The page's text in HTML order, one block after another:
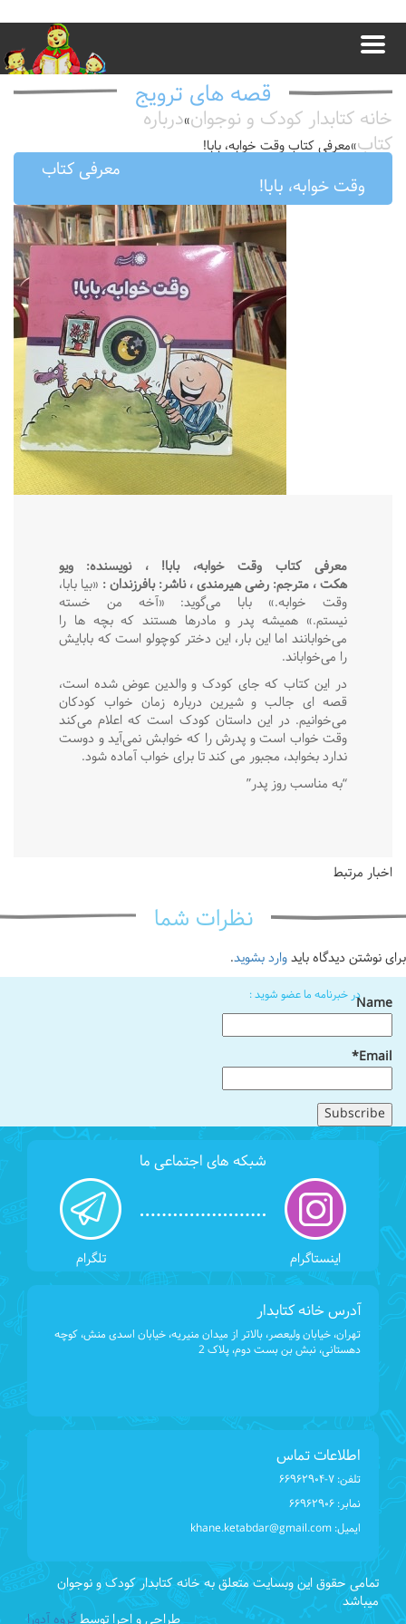
قصه های ترویج
خانه کتابدار کودک و نوجوان»درباره
کتاب»معرفى كتاب وقت خوابه، بابا!
معرفى كتاب
وقت خوابه، بابا!
معرفی کتاب
وقت خوابه، بابا! ، نویسنده: ویو
هکت، مترجم: رضی هیرمندی،ناشر: بافرزندان: «بیا بابا،
وقت خوابه.» بابا می‌گوید: «آخه من خسته
نیستم.» همیشه پدر و مادرها هستند که بچه ها را
می‌خوابانند اما این بار، این دختر کوچولو است که بابایش
را می‌خواباند.
در این کتاب که جای کودک و والدین عوض شده است،
قصه ای جالب و شیرین درباره زمان خواب کودکان
می‌خوانیم. در این داستان کودک است که اعلام می‌کند
وقت خواب است و پدرش را که خوابش نمی‌آید و دوست
ندارد بخوابد، مجبور می کند تا برای خواب آماده شود.
“به مناسب روز پدر”
اخبار مرتبط
نظرات شما
برای نوشتن دیدگاه بایدوارد بشوید.
در خبرنامه ما عضو شوید :Name
Email*
شبکه های اجتماعی ما
اینستاگرام تلگرام
آدرس خانه کتابدار
تهران، خیابان ولیعصر، بالاتر از میدان منیریه، خیابان اسدی منش، کوچه
دهستانی، نبش بن بست دوم، پلاک 2
اطلاعات تماس
تلفن: ۶۶۹۶۲۹۰۴-۷
نمابر: ۶۶۹۶۲۹۰۶
ایمیل: khane.ketabdar@gmail.com
تمامی حقوق این وبسایت متعلق به خانه کتابدار کودک و نوجوان
میباشد
طراحی و اجرا توسطگروه آدورا